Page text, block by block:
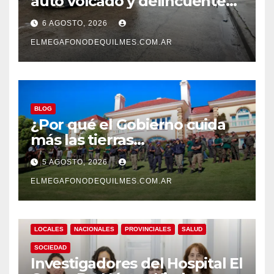
detenidos en San Francisco
Solano
6 AGOSTO, 2026
ELMEGAFONODEQUILMES.COM.AR
BLOG
¿Por qué el Gobierno cuida
más las tierras
extranjerizadas que el
patrimonio de todos los
argentinos?
5 AGOSTO, 2026
ELMEGAFONODEQUILMES.COM.AR
LOCALES NACIONALES PROVINCIALES SALUD
SOCIEDAD
Investigadores del Hospital El